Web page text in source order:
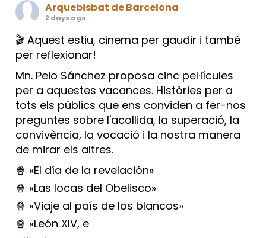
Arquebisbat de Barcelona
2 days ago
🎬 Aquest estiu, cinema per gaudir i també
per reflexionar!
Mn. Peio Sánchez proposa cinc pel·lícules
per a aquestes vacances. Històries per a
tots els públics que ens conviden a fer-nos
preguntes sobre l'acollida, la superació, la
convivència, la vocació i la nostra manera
de mirar els altres.
🍿 «El día de la revelación»
🍿 «Las locas del Obelisco»
🍿 «Viaje al país de los blancos»
🍿 «León XIV, e